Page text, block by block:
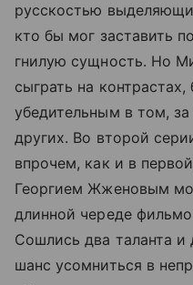
русскостью
кто бы мог заставить
гнилую сущность. Но
сыграть на
убедительным в том,
других. Во второй
впрочем, как и в
Георгием Жженовым
длинной череде
Сошлись два таланта
шанс усомниться в